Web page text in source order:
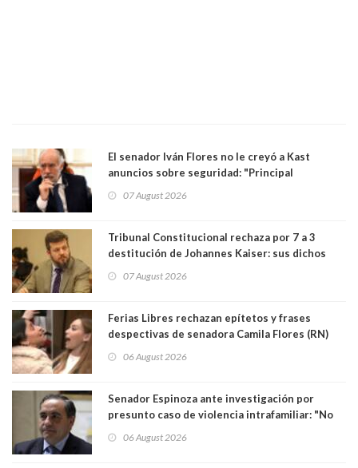
El senador Iván Flores no le creyó a Kast
anuncios sobre seguridad: "Principal
perseguir ruta del dinero y levantar secreto
07 August 2026
Tribunal Constitucional rechaza por 7 a 3
destitución de Johannes Kaiser: sus dichos
justicia constitucional porque no es diputado
07 August 2026
Ferias Libres rechazan epítetos y frases
despectivas de senadora Camila Flores (RN)
06 August 2026
Senador Espinoza ante investigación por
presunto caso de violencia intrafamiliar: "No
antecedentes a Tribunal Supremo
06 August 2026